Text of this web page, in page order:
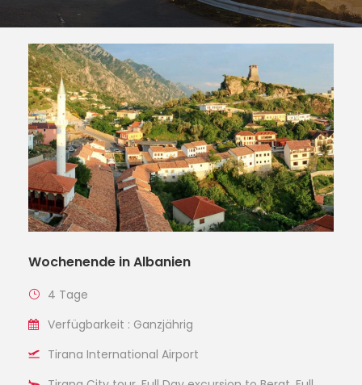
Wochenende in Albanien
4 Tage
Verfügbarkeit : Ganzjährig
Tirana International Airport